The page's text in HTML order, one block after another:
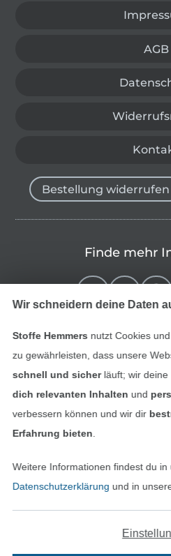
AGB
Alle Preise inkl.
Bestellung widerrufen
Finde mehr
Deutsch
Wir schneidern deine Daten
Stoffe Hemmers nutzt Cookies
zu gewährleisten, dass unsere
schnell und sicherläuft; wir
dich relevanten Inhalten und
verbessern können und wir dir
Erfahrung bieten
Weitere Informationen findest du in
Datenschutzerklärung und in